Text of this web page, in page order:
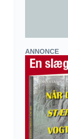
ANNONCE